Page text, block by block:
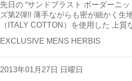
先日の “サンドブラスト ボーダーニ
ズ第2弾!! 薄手ながらも密が細かく生
（ITALY COTTON）を使用した 上
EXCLUSIVE MENS HERBIS
2013年01月27日 日曜日